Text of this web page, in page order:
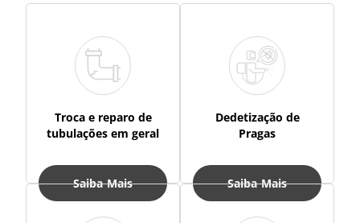
Troca e reparo de
tubulações em geral
Saiba Mais
Dedetização de
Pragas
Saiba Mais